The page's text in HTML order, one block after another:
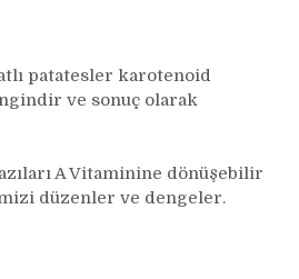
patatesler karotenoid
ve sonuç olarak
A Vitaminine dönüşebilir
düzenler ve dengeler.